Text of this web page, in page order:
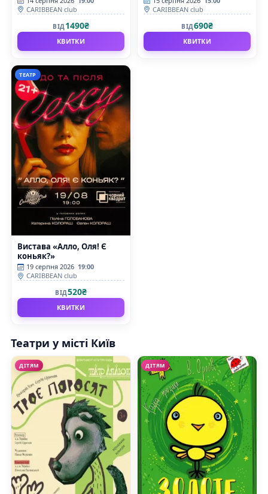
CARIBBEAN club
ВІД1490₴
КВИТКИ
CARIBBEAN club
ВІД690₴
КВИТКИ
ТЕАТР
Вистава «Алло, Оля! Є
коньяк?»
19 серпня 2026 19:00
CARIBBEAN club
ВІД520₴
КВИТКИ
Театри у місті Київ
ДІТЯМ ДІТЯМ